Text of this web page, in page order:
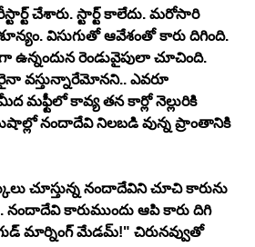
చేశారు. స్టార్ట్ కాలేదు. మరోసారి
విసుగుతో ఆవేశంతో కారు దిగింది.
ఉన్నందున రెండువైపులా చూచింది.
వస్తున్నారేమోనని.. ఎవరూ
మఫ్టీలో కావ్య తన కార్లో నెల్లురికి
నందాదేవి నిలబడి వున్న ప్రాంతానికి
చూస్తున్న నందాదేవిని చూచి కారును
నందాదేవి కారుముందు ఆపి కారు దిగి
మార్నింగ్ మేడమ్!" చిరునవ్వుతో